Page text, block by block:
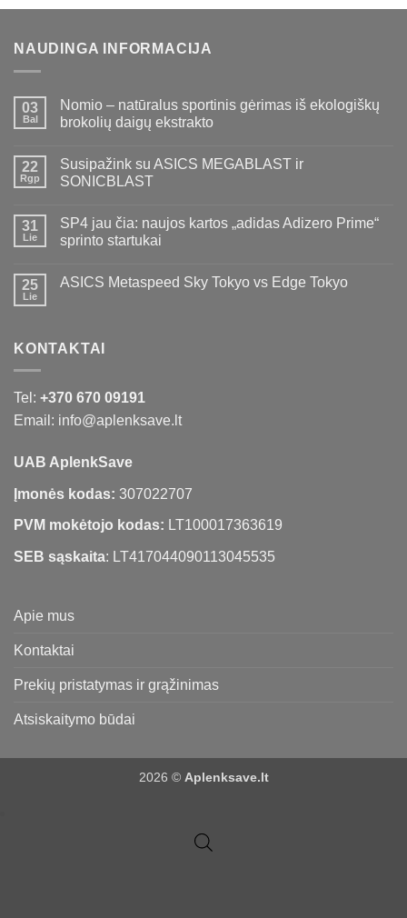
NAUDINGA INFORMACIJA
03
Bal
Nomio – natūralus sportinis gėrimas iš ekologiškų
brokolių daigų ekstrakto
22
Rgp
Susipažink su ASICS MEGABLAST ir
SONICBLAST
31
Lie
SP4 jau čia: naujos kartos „adidas Adizero Prime“
sprinto startukai
25
Lie
ASICS Metaspeed Sky Tokyo vs Edge Tokyo
KONTAKTAI
Tel: +370 670 09191
Email: info@aplenksave.lt
UAB AplenkSave
Įmonės kodas: 307022707
PVM mokėtojo kodas: LT100017363619
SEB sąskaita: LT417044090113045535
Apie mus
Kontaktai
Prekių pristatymas ir grąžinimas
Atsiskaitymo būdai
2026 © Aplenksave.lt